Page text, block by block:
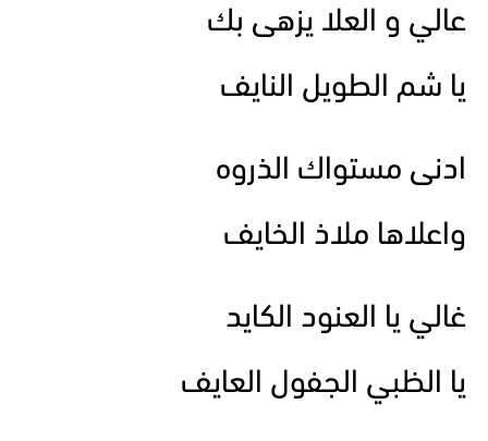
عالي و العلا يزهى بك
يا شم الطويل النايف
ادنى مستواك الذروه
واعلاها ملاذ الخايف
غالي يا العنود الكايد
يا الظبي الجفول العايف